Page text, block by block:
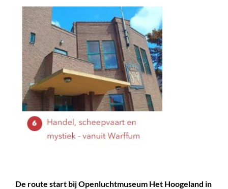
De route start bij Openluchtmuseum Het Hoogeland in